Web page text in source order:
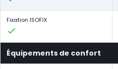
Fixation ISOFIX
Équipements de confort